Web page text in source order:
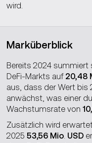
wird.
Marküberblick
Bereits 2024
DeFi‑Markts auf 20,48
aus, dass der Wert bis
anwächst, was einer
Wachstumsrate von
Zusätzlich wird
2025 53,56 Mio. USD